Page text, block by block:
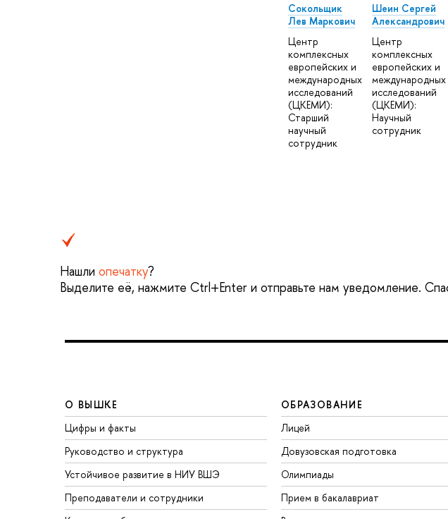
Сокольщик
Лев Маркович
Центр
комплексных
европейских и
международных
исследований
(ЦКЕМИ):
Старший
научный
сотрудник
Шеин Сергей
Александрович
Центр
комплексных
европейских и
международных
исследований
(ЦКЕМИ):
Научный
сотрудник
Нашли опечатку?
Выделите её, нажмите Ctrl+Enter и отправьте нам уведомление.
О ВЫШКЕ
Цифры и факты
Руководство и структура
Устойчивое развитие в НИУ ВШЭ
Преподаватели и сотрудники
ОБРАЗОВАНИЕ
Лицей
Довузовская подготовка
Олимпиады
Прием в бакалавриат